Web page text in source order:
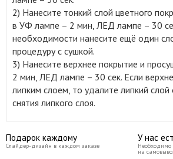
2) Нанесите тонкий слой цветного
в УФ лампе – 2 мин, ЛЕД лампе – 30
необходимости нанесите ещё один
процедуру с сушкой.
3) Нанесите верхнее покрытие и
2 мин, ЛЕД лампе – 30 сек. Если
липким слоем, то удалите липкий
снятия липкого слоя.
Подарок каждому
Слайдер-дизайн в каждом заказе
У нас
Необходимо
на